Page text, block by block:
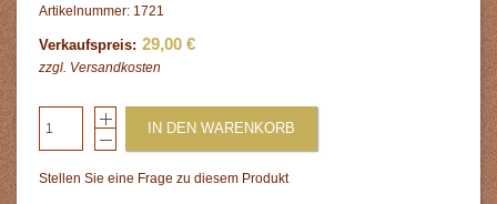
Artikelnummer: 1721
Verkaufspreis: 29,00 €
zzgl. Versandkosten
IN DEN WARENKORB
Stellen Sie eine Frage zu diesem Produkt